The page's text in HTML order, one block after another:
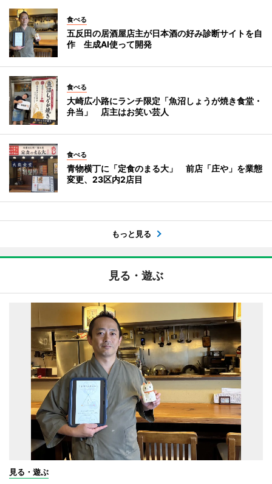
食べる
五反田の居酒屋店主が日本酒の好み診断サイトを自
作 生成AI使って開発
食べる
大崎広小路にランチ限定「魚沼しょうが焼き食堂・
弁当」 店主はお笑い芸人
食べる
青物横丁に「定食のまる大」 前店「庄や」を業態
変更、23区内2店目
もっと見る
見る・遊ぶ
見る・遊ぶ